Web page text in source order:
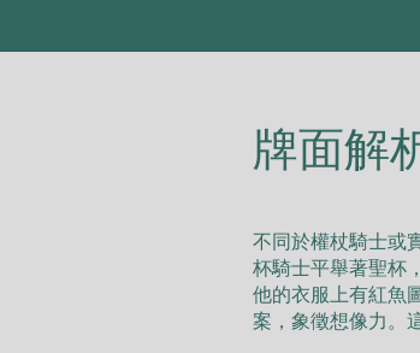
牌面解
不同於權杖騎⼠或
杯騎⼠平舉著聖杯
他的⾐服上有紅⿂
案，象徵想像⼒。